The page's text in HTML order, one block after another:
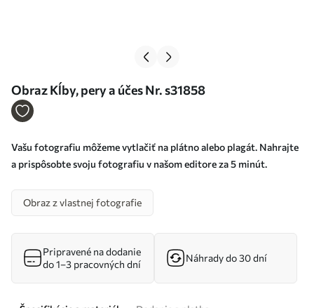
Obraz Kĺby, pery a účes Nr. s31858
Vašu fotografiu môžeme vytlačiť na plátno alebo plagát. Nahrajte
a prispôsobte svoju fotografiu v našom editore za 5 minút.
Obraz z vlastnej fotografie
Pripravené na dodanie
do 1–3 pracovných dní
Náhrady do 30 dní